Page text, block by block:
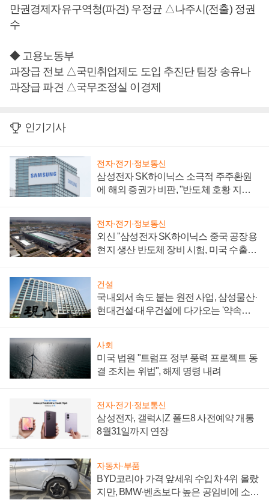
만권경제자유구역청(파견) 우정균 △나주시(전출) 정권
수
◆ 고용노동부
과장급 전보 △국민취업제도 도입 추진단 팀장 송유나
과장급 파견 △국무조정실 이경제
인기기사
전자·전기·정보통신
삼성전자 SK하이닉스 소극적 주주환원
에 해외 증권가 비판, "반도체 호황 지속
전자·전기·정보통신
외신 "삼성전자 SK하이닉스 중국 공장용
현지 생산 반도체 장비 시험, 미국 수출통
건설
국내외서 속도 붙는 원전 사업, 삼성물산·
현대건설·대우건설에 다가오는 '약속의
사회
미국 법원 "트럼프 정부 풍력 프로젝트 동
결 조치는 위법", 해제 명령 내려
전자·전기·정보통신
삼성전자, 갤럭시Z 폴드8 사전예약 개통
8월31일까지 연장
자동차·부품
BYD코리아 가격 앞세워 수입차 4위 올랐
지만, BMW·벤츠보다 높은 공임비에 소비